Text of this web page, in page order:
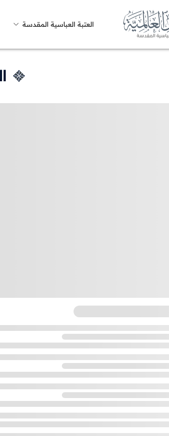
العتبة العباسية المقدسة